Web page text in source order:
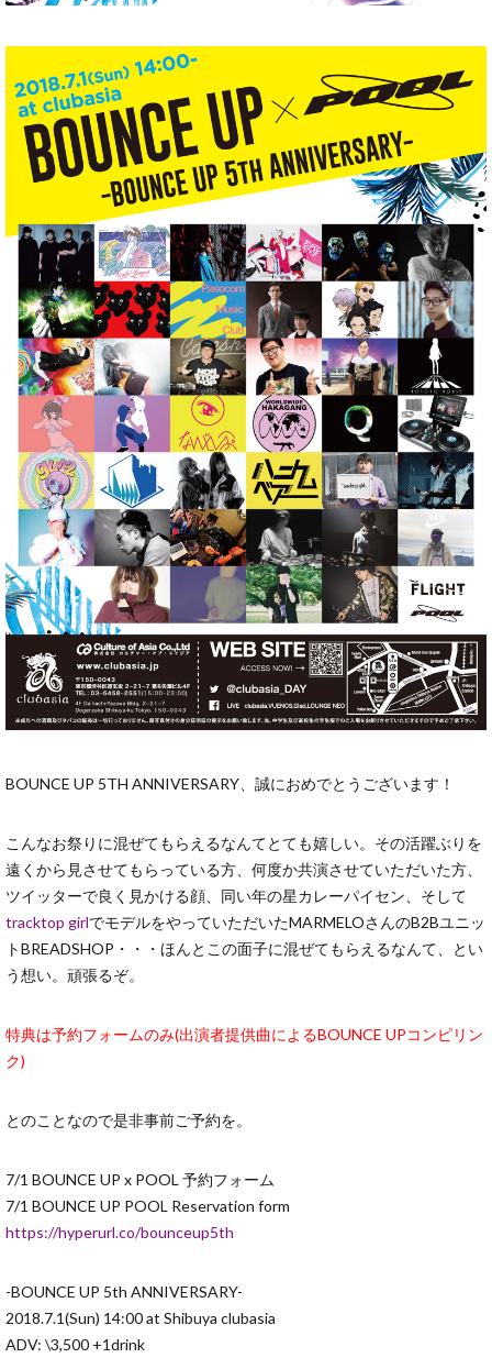
BOUNCE UP 5TH ANNIVERSARY、誠におめでとうございます！
こんなお祭りに混ぜてもらえるなんてとても嬉しい。その活躍ぶりを
遠くから見させてもらっている方、何度か共演させていただいた方、
ツイッターで良く見かける顔、同い年の星カレーパイセン、そして
tracktop girlでモデルをやっていただいたMARMELOさんのB2Bユニッ
トBREADSHOP・・・ほんとこの面子に混ぜてもらえるなんて、とい
う想い。頑張るぞ。
特典は予約フォームのみ(出演者提供曲によるBOUNCE UPコンピリン
ク)
とのことなので是非事前ご予約を。
7/1 BOUNCE UP x POOL 予約フォーム
7/1 BOUNCE UP POOL Reservation form
https://hyperurl.co/bounceup5th
-BOUNCE UP 5th ANNIVERSARY-
2018.7.1(Sun) 14:00 at Shibuya clubasia
ADV: \3,500 +1drink